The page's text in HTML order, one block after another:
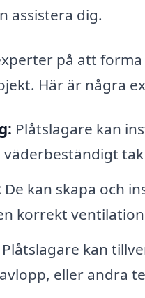
assistera dig.
på att
Här är några
Plåtslagare kan
De kan skapa och
korrekt
Plåtslagare kan
eller andra